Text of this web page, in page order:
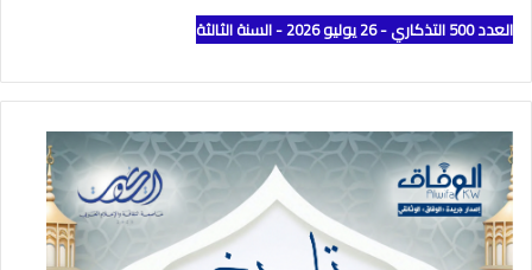
العدد 500 التذكاري - 26 يوليو 2026 - السنة الثالثة